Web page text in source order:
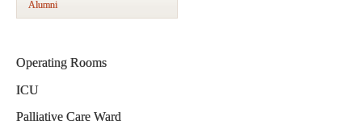
Alumni
Operating Rooms
ICU
Palliative Care Ward